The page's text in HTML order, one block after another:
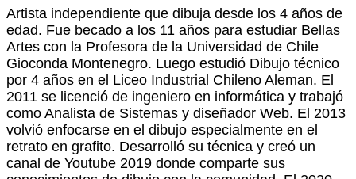
Artista independiente que dibuja desde los 4 años de
edad. Fue becado a los 11 años para estudiar Bellas
Artes con la Profesora de la Universidad de Chile
Gioconda Montenegro. Luego estudió Dibujo técnico
por 4 años en el Liceo Industrial Chileno Aleman. El
2011 se licenció de ingeniero en informática y trabajó
como Analista de Sistemas y diseñador Web. El 2013
volvió enfocarse en el dibujo especialmente en el
retrato en grafito. Desarrolló su técnica y creó un
canal de Youtube 2019 donde comparte sus